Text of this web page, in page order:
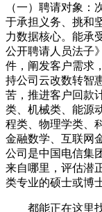
（一）聘请对象：
于承担义务、挑和
力数据核心。能承
公开聘请人员法子
件，阐发客户需求
持公司云改数转智
苦，推进客户回款
类、机械类、能源
程类、物理学类、
金融数学、互联网
公司是中国电信集
来自哪里，评估潜
类专业的硕士或博
都能正在这里找